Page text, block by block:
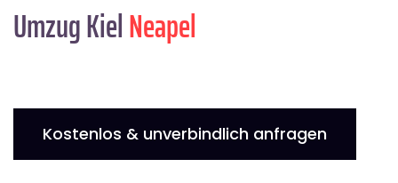
Umzug KielNeapel
Kostenlos & unverbindlich anfragen